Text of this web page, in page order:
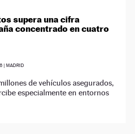
supera una cifra
concentrado en cuatro
| MADRID
de vehículos asegurados,
especialmente en entornos